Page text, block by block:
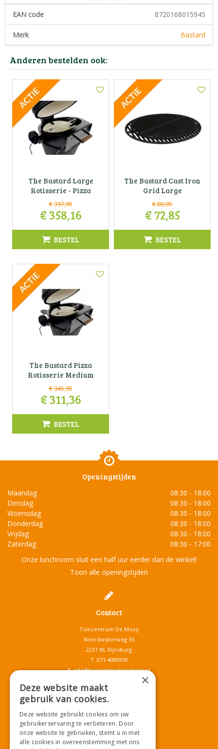
EAN code 8720168015945
Merk Bastard
Anderen bestelden ook:
The Bastard Large
Rotisserie - Pizza
€397,95
€358,16
BESTEL
The Bastard Cast Iron
Grid Large
€80,95
€ 72,85
BESTEL
The Bastard Pizza
Rotisserie Medium
€345,95
€311,36
BESTEL
Openingstijden
Maandag
08:30 - 18:00
Dinsdag
08:30 - 18:00
Woensdag
08:30 - 18:00
Donderdag
08:30 - 18:00
Vrijdag
08:30 - 18:00
Zaterdag
08:30 - 17:00
Onze lunchroom sluit een half uur eerder dan de winkel!
Toon alle openingstijden
Contact
Tuincentrum De Mooij
Noordwijkerweg 36
2231 NL Rijnsburg
T. 071-4080959
E.info@tuincentrumdemooij.nl
Download onze App!
×
Deze website maakt
gebruik van cookies.
Deze website gebruikt cookies om uw
gebruikerservaring te verbeteren. Door
onze website te gebruiken, stemt u in met
alle cookies in overeenstemming met ons